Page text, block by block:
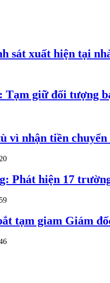
sát xuất hiện tại
Tạm giữ đối tượng
vì nhận tiền
Phát hiện 17
tạm giam Giám